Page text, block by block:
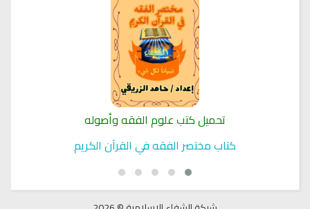
تحميل كتب علوم الفقه وأصوله
كتاب مختصر الفقه في القرآن الكريم